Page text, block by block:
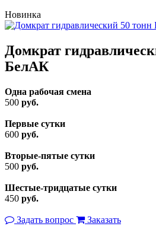
Новинка
Домкрат
БелАК
Одна рабочая смена
500 руб.
Первые сутки
600 руб.
Вторые-пятые сутки
500 руб.
Шестые-тридцатые сутки
450 руб.
Задать вопрос Заказать